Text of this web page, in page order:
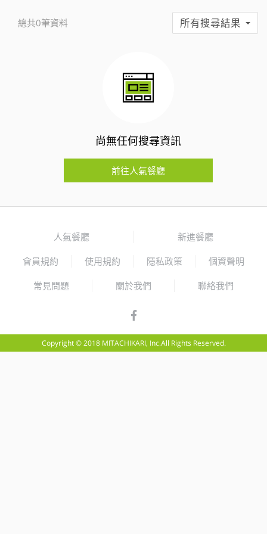
總共0筆資料 所有搜尋結果
尚無任何搜尋資訊
前往人氣餐廳
人氣餐廳 新進餐廳
會員規約 使用規約 隱私政策 個資聲明
常見問題 關於我們 聯絡我們
Copyright © 2018 MITACHIKARI, Inc.All Rights Reserved.